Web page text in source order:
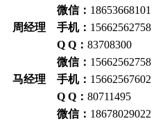
微信： 18653668101
周经理 手机： 15662562758
Q Q： 83708300
微信： 15662562758
马经理 手机： 15662567602
Q Q： 80711495
微信： 18678029022